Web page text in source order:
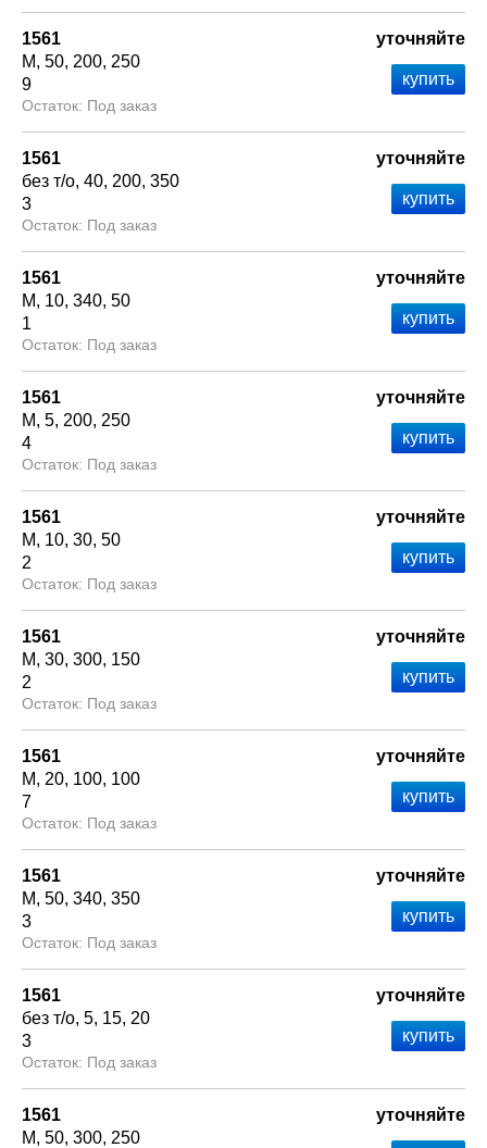
1561
М 50 200 250
9
Под заказ
уточняйте
1561
без т/о 40 200 350
3
Под заказ
уточняйте
1561
М
10 340 50
1
Под заказ
уточняйте
1561
М 5 200 250
4
Под заказ
уточняйте
1561
М
10 30 50
2
Под заказ
уточняйте
1561
М 30 300 150
2
Под заказ
уточняйте
1561
М
20 100 100
7
Под заказ
уточняйте
1561
М 50 340 350
3
Под заказ
уточняйте
1561
без т/о 5 15 20
3
Под заказ
уточняйте
1561
М 50 300 250
уточняйте